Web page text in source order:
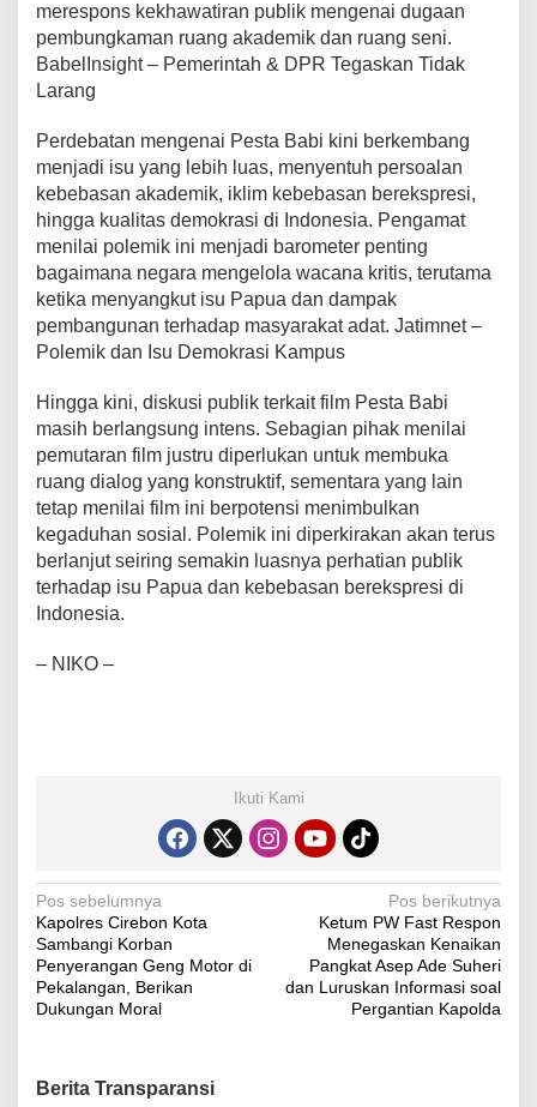
merespons kekhawatiran publik mengenai dugaan
pembungkaman ruang akademik dan ruang seni.
BabelInsight – Pemerintah & DPR Tegaskan Tidak
Larang
Perdebatan mengenai Pesta Babi kini berkembang
menjadi isu yang lebih luas, menyentuh persoalan
kebebasan akademik, iklim kebebasan berekspresi,
hingga kualitas demokrasi di Indonesia. Pengamat
menilai polemik ini menjadi barometer penting
bagaimana negara mengelola wacana kritis, terutama
ketika menyangkut isu Papua dan dampak
pembangunan terhadap masyarakat adat. Jatimnet –
Polemik dan Isu Demokrasi Kampus
Hingga kini, diskusi publik terkait film Pesta Babi
masih berlangsung intens. Sebagian pihak menilai
pemutaran film justru diperlukan untuk membuka
ruang dialog yang konstruktif, sementara yang lain
tetap menilai film ini berpotensi menimbulkan
kegaduhan sosial. Polemik ini diperkirakan akan terus
berlanjut seiring semakin luasnya perhatian publik
terhadap isu Papua dan kebebasan berekspresi di
Indonesia.
– NIKO –
Ikuti Kami
Navigasi
pos
Pos sebelumnya
Kapolres Cirebon Kota
Sambangi Korban
Penyerangan Geng Motor di
Pekalangan, Berikan
Dukungan Moral
Pos berikutnya
Ketum PW Fast Respon
Menegaskan Kenaikan
Pangkat Asep Ade Suheri
dan Luruskan Informasi soal
Pergantian Kapolda
Berita Transparansi